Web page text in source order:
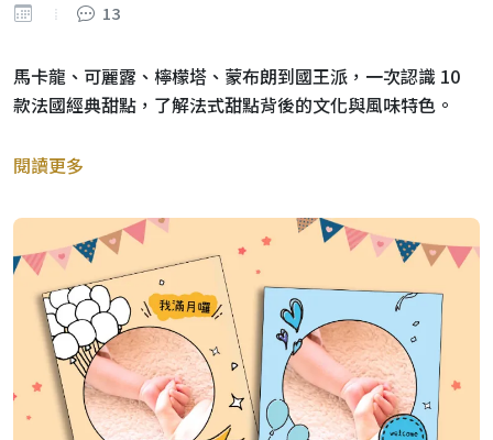
13
馬卡龍、可麗露、檸檬塔、蒙布朗到國王派，一次認識 10
款法國經典甜點，了解法式甜點背後的文化與風味特色。
閱讀更多